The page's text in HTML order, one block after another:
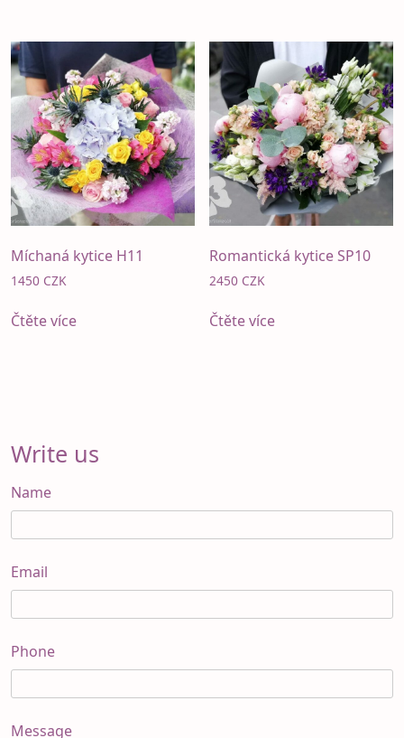
Míchaná kytice H11
1450 CZK
Čtěte více
Romantická kytice SP10
2450 CZK
Čtěte více
Write us
Name
Email
Phone
Message